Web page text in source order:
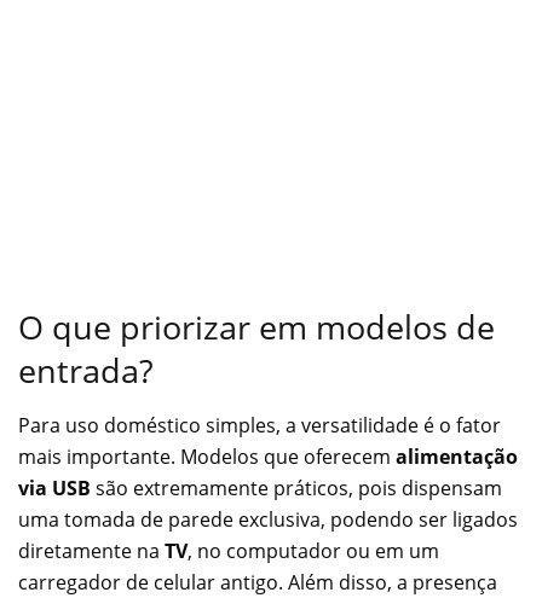
O que priorizar em modelos de
entrada?
Para uso doméstico simples, a versatilidade é o fator
mais importante. Modelos que oferecem alimentação
via USB são extremamente práticos, pois dispensam
uma tomada de parede exclusiva, podendo ser ligados
diretamente na TV, no computador ou em um
carregador de celular antigo. Além disso, a presença